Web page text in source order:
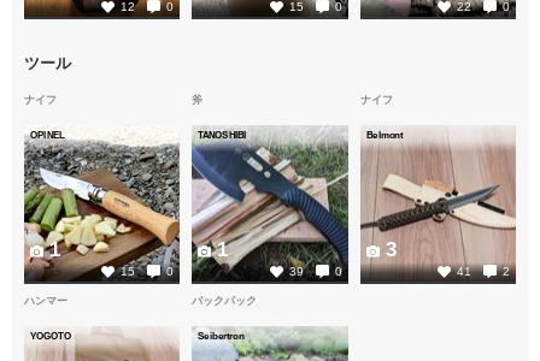
12 0 15 0 22 0
ツール
ナイフ
OPINEL
15 0
1
斧
TANOSHIBI
39 0
1
ナイフ
Belmont
41 2
3
ハンマー
YOGOTO
バックパック
Seibertron